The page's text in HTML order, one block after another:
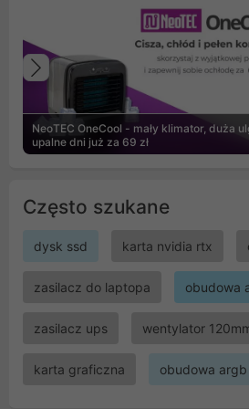
NeoTEC OneCool - mały klimator, duża
upalne dni już za 69 zł
Poprzedni
Często szukane
dysk ssd karta nvidia rtx
zasilacz do laptopa obudowa
zasilacz ups wentylator
karta graficzna obudowa argb